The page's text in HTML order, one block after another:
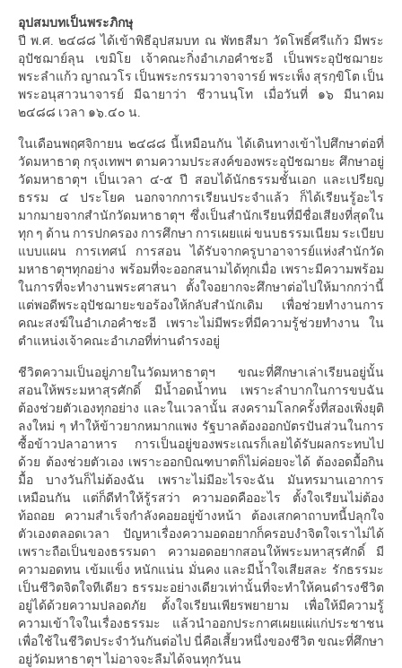
อุปสมบทเป็นพระภิกษุ
ปี พ.ศ. ๒๔๘๘ ได้เข้าพิธีอุปสมบท ณ พัทธสีมา วัดโพธิ์ศรีแก้ว มีพระ
อุปัชฌาย์ลุน เขมิโย เจ้าคณะกิ่งอำเภอคำชะอี เป็นพระอุปัชฌายะ
พระลำแก้ว ญาณวโร เป็นพระกรรมวาจาจารย์ พระเพ็ง สุรกฺขิโต เป็น
พระอนุสาวนาจารย์ มีฉายาว่า ชีวานนฺโท เมื่อวันที่ ๑๖ มีนาคม
๒๔๘๘ เวลา ๑๖.๔๐ น.
ในเดือนพฤศจิกายน ๒๔๘๘ นี้เหมือนกัน ได้เดินทางเข้าไปศึกษาต่อที่
วัดมหาธาตุ กรุงเทพฯ ตามความประสงค์ของพระอุปัชฌายะ ศึกษาอยู่
วัดมหาธาตุฯ เป็นเวลา ๔-๕ ปี สอบได้นักธรรมชั้นเอก และเปรียญ
ธรรม ๔ ประโยค นอกจากการเรียนประจำแล้ว ก็ได้เรียนรู้อะไร
มากมายจากสำนักวัดมหาธาตุฯ ซึ่งเป็นสำนักเรียนที่มีชื่อเสียงที่สุดใน
ทุก ๆ ด้าน การปกครอง การศึกษา การเผยแผ่ ขนบธรรมเนียม ระเบียบ
แบบแผน การเทศน์ การสอน ได้รับจากครูบาอาจารย์แห่งสำนักวัด
มหาธาตุฯทุกอย่าง พร้อมที่จะออกสนามได้ทุกเมื่อ เพราะมีความพร้อม
ในการที่จะทำงานพระศาสนา ตั้งใจอยากจะศึกษาต่อไปให้มากกว่านี้
แต่พอดีพระอุปัชฌายะขอร้องให้กลับสำนักเดิม เพื่อช่วยทำงานการ
คณะสงฆ์ในอำเภอคำชะอี เพราะไม่มีพระที่มีความรู้ช่วยทำงาน ใน
ตำแหน่งเจ้าคณะอำเภอที่ท่านดำรงอยู่
ชีวิตความเป็นอยู่ภายในวัดมหาธาตุฯ ขณะที่ศึกษาเล่าเรียนอยู่นั้น
สอนให้พระมหาสุรศักดิ์ มีน้ำอดน้ำทน เพราะลำบากในการขบฉัน
ต้องช่วยตัวเองทุกอย่าง และในเวลานั้น สงครามโลกครั้งที่สองเพิ่งยุติ
ลงใหม่ ๆ ทำให้ข้าวยากหมากแพง รัฐบาลต้องออกบัตรปันส่วนในการ
ซื้อข้าวปลาอาหาร การเป็นอยู่ของพระเณรก็เลยได้รับผลกระทบไป
ด้วย ต้องช่วยตัวเอง เพราะออกบิณฑบาตก็ไม่ค่อยจะได้ ต้องอดมื้อกิน
มื้อ บางวันก็ไม่ต้องฉัน เพราะไม่มีอะไรจะฉัน มันทรมานเอาการ
เหมือนกัน แต่ก็ดีทำให้รู้รสว่า ความอดคืออะไร ตั้งใจเรียนไม่ต้อง
ท้อถอย ความสำเร็จกำลังคอยอยู่ข้างหน้า ต้องเสกคาถาบทนี้ปลุกใจ
ตัวเองตลอดเวลา ปัญหาเรื่องความอดอยากก็ครอบงำจิตใจเราไม่ได้
เพราะถือเป็นของธรรมดา ความอดอยากสอนให้พระมหาสุรศักดิ์ มี
ความอดทน เข้มแข็ง หนักแน่น มั่นคง และมีน้ำใจเสียสละ รักธรรมะ
เป็นชีวิตจิตใจทีเดียว ธรรมะอย่างเดียวเท่านั้นที่จะทำให้คนดำรงชีวิต
อยู่ได้ด้วยความปลอดภัย ตั้งใจเรียนเพียรพยายาม เพื่อให้มีความรู้
ความเข้าใจในเรื่องธรรมะ แล้วนำออกประกาศเผยแผ่แก่ประชาชน
เพื่อใช้ในชีวิตประจำวันกันต่อไป นี่คือเสี้ยวหนึ่งของชีวิต ขณะที่ศึกษา
อยู่วัดมหาธาตุฯ ไม่อาจจะลืมได้จนทุกวันน